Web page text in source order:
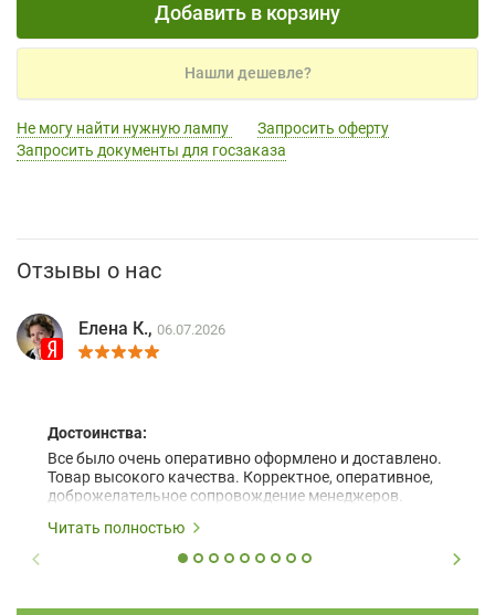
Добавить в корзину
Нашли дешевле?
Не могу найти нужную лампу
Запросить оферту
Запросить документы для госзаказа
Отзывы о нас
Елена К., 06.07.2026
Достоинства:
Все было очень оперативно оформлено и доставлено.
Товар высокого качества. Корректное, оперативное,
доброжелательное сопровождение менеджеров.
Читать полностью